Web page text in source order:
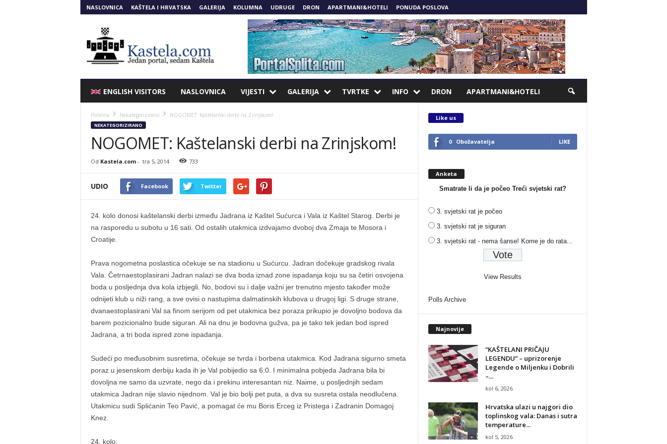
NASLOVNICA KAŠTELA I HRVATSKA GALERIJA KOLUMNA UDRUGE DRON APARTMANI&HOTELI PONUDA POSLOVA
ENGLISH VISITORS NASLOVNICA VIJESTI GALERIJA TVRTKE INFO DRON APARTMANI&HOTELI
Početna Nekategorizirano NOGOMET: Kaštelanski derbi na Zrinjskom!
NEKATEGORIZIRANO
NOGOMET: Kaštelanski derbi na Zrinjskom!
Od Kastela.com- tra 5, 2014 733
UDIO Facebook Twitter
24. kolo donosi kaštelanski derbi između Jadrana iz Kaštel Sućurca i Vala iz Kaštel Starog. Derbi je
na rasporedu u subotu u 16 sati. Od ostalih utakmica izdvajamo dvoboj dva Zmaja te Mosora i
Croatije.
Prava nogometna poslastica očekuje se na stadionu u Sućurcu. Jadran dočekuje gradskog rivala
Vala. Četrnaestoplasirani Jadran nalazi se dva boda iznad zone ispadanja koju su sa četiri osvojena
boda u posljednja dva kola izbjegli. No, bodovi su i dalje važni jer trenutno mjesto također može
odnijeti klub u niži rang, a sve ovisi o nastupima dalmatinskih klubova u drugoj ligi. S druge strane,
dvanaestoplasirani Val sa finom serijom od pet utakmica bez poraza prikupio je dovoljno bodova da
barem pozicionalno bude siguran. Ali na dnu je bodovna gužva, pa je tako tek jedan bod ispred
Jadrana, a tri boda ispred zone ispadanja.
Sudeći po međusobnim susretima, očekuje se tvrda i borbena utakmica. Kod Jadrana sigurno smeta
poraz u jesenskom derbiju kada ih je Val pobijedio sa 6:0. I minimalna pobjeda Jadrana bila bi
dovoljna ne samo da uzvrate, nego da i prekinu interesantan niz. Naime, u posljednjih sedam
utakmica Jadran nije slavio nijednom. Val je bio bolji pet puta, a dva su susreta ostala neodlučena.
Utakmicu sudi Splićanin Teo Pavić, a pomagat će mu Boris Erceg iz Pristega i Zadranin Domagoj
Knez.
24. kolo:
Like us
0 Obožavatelja LIKE
Anketa
Smatrate li da je počeo Treći svjetski rat?
3. svjetski rat je počeo
3. svjetski rat je siguran
3. svjetski rat - nema šanse! Kome je do rata...
View Results
Polls Archive
Najnovije
“KAŠTELANI PRIČAJU
LEGENDU” – uprizorenje
Legende o Miljenku i Dobrili
–...
kol 6, 2026
Hrvatska ulazi u najgori dio
toplinskog vala: Danas i sutra
temperature...
kol 5, 2026